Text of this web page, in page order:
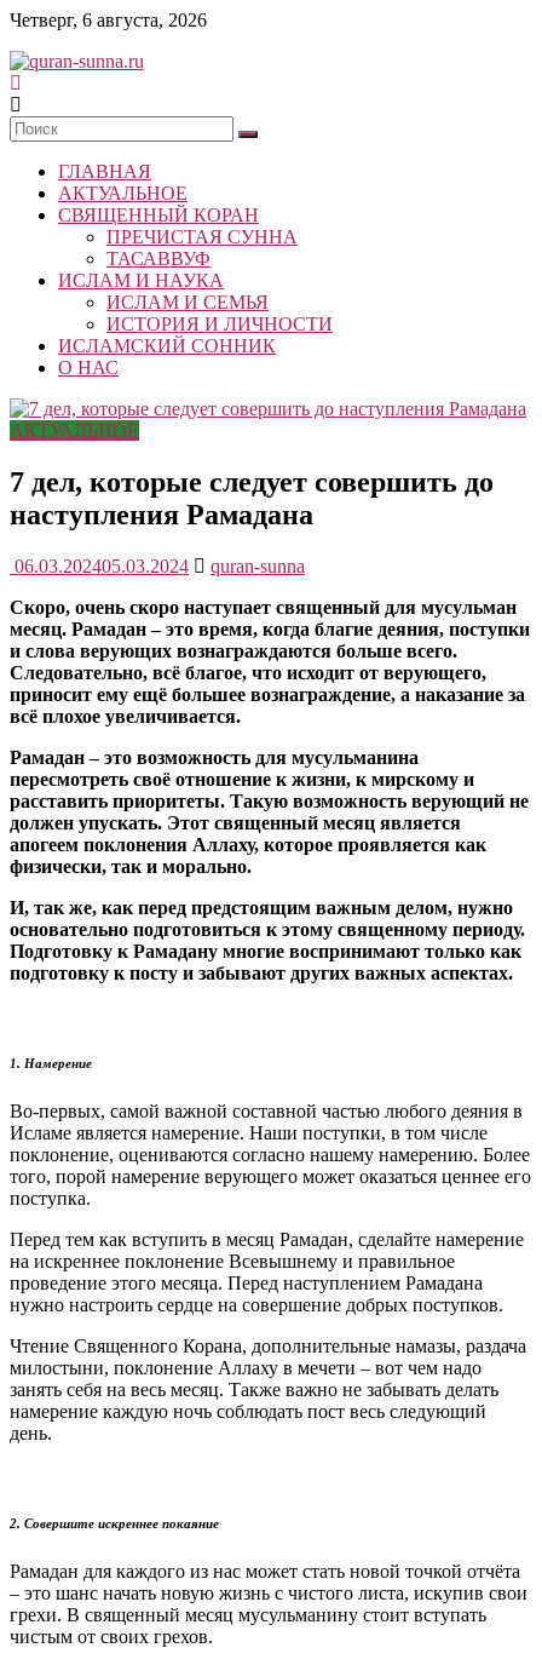
Skip
content
Четверг, 6 августа, 2026
quran-
sunna.ru
«Центр
исследований
Корана
Республики
Татарстан
ГЛАВНАЯ
АКТУАЛЬНОЕ
СВЯЩЕННЫЙ КОРАН
ПРЕЧИСТАЯ СУННА
ТАСАВВУФ
ИСЛАМ И НАУКА
ИСЛАМ И СЕМЬЯ
ИСТОРИЯ И ЛИЧНОСТИ
ИСЛАМСКИЙ СОННИК
О НАС
АКТУАЛЬНОЕ
7 дел, которые следует совершить до
наступления Рамадана
06.03.202405.03.2024
quran-sunna
Скоро, очень скоро наступает священный для мусульман
месяц. Рамадан – это время, когда благие деяния, поступки
и слова верующих вознаграждаются больше всего.
Следовательно, всё благое, что исходит от верующего,
приносит ему ещё большее вознаграждение, а наказание за
всё плохое увеличивается.
Рамадан – это возможность для мусульманина
пересмотреть своё отношение к жизни, к мирскому и
расставить приоритеты. Такую возможность верующий не
должен упускать. Этот священный месяц является
апогеем поклонения Аллаху, которое проявляется как
физически, так и морально.
И, так же, как перед предстоящим важным делом, нужно
основательно подготовиться к этому священному периоду.
Подготовку к Рамадану многие воспринимают только как
подготовку к посту и забывают других важных аспектах.
1. Намерение
Во-первых, самой важной составной частью любого деяния в
Исламе является намерение. Наши поступки, в том числе
поклонение, оцениваются согласно нашему намерению. Более
того, порой намерение верующего может оказаться ценнее его
поступка.
Перед тем как вступить в месяц Рамадан, сделайте намерение
на искреннее поклонение Всевышнему и правильное
проведение этого месяца. Перед наступлением Рамадана
нужно настроить сердце на совершение добрых поступков.
Чтение Священного Корана, дополнительные намазы, раздача
милостыни, поклонение Аллаху в мечети – вот чем надо
занять себя на весь месяц. Также важно не забывать делать
намерение каждую ночь соблюдать пост весь следующий
день.
2. Совершите искреннее покаяние
Рамадан для каждого из нас может стать новой точкой отчёта
– это шанс начать новую жизнь с чистого листа, искупив свои
грехи. В священный месяц мусульманину стоит вступать
чистым от своих грехов.